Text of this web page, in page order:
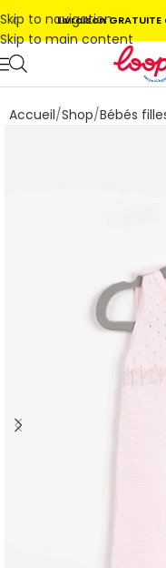
Skip to navigation
Skip to main content
Accueil Shop Bébés